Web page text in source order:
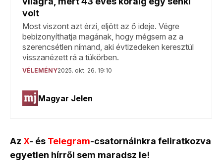
Az X- és Telegram-csatornáinkra feliratkozva
egyetlen hírről sem maradsz le!